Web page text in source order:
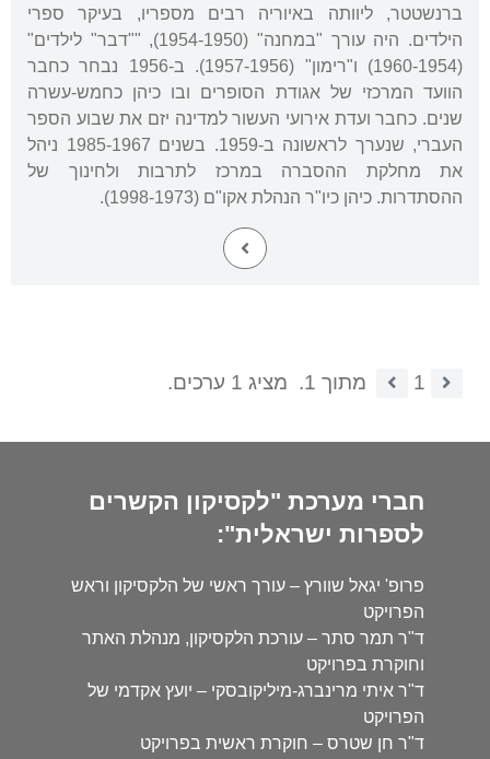
ברנשטטר, ליוותה באיוריה רבים מספריו, בעיקר ספרי
הילדים. היה עורך "במחנה" (1954-1950), ""דבר" לילדים"
(1960-1954) ו"רימון" (1957-1956). ב-1956 נבחר כחבר
הוועד המרכזי של אגודת הסופרים ובו כיהן כחמש-עשרה
שנים. כחבר ועדת אירועי העשור למדינה יזם את שבוע הספר
העברי, שנערך לראשונה ב-1959. בשנים 1985-1967 ניהל
את מחלקת ההסברה במרכז לתרבות ולחינוך של
ההסתדרות. כיהן כיו"ר הנהלת אקו"ם (1998-1973).
1 מתוך 1. מציג 1 ערכים.
חברי מערכת "לקסיקון הקשרים
לספרות ישראלית":
פרופ' יגאל שוורץ – עורך ראשי של הלקסיקון וראש
הפרויקט
ד"ר תמר סתר – עורכת הלקסיקון, מנהלת האתר
וחוקרת בפרויקט
ד"ר איתי מרינברג-מיליקובסקי – יועץ אקדמי של
הפרויקט
ד"ר חן שטרס – חוקרת ראשית בפרויקט